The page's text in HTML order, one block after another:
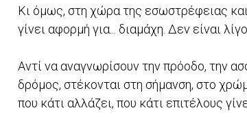
Κι όμως, στη χώρα της εσωστρέφειας και
γίνει αφορμή για... διαμάχη. Δεν είναι
Αντί να αναγνωρίσουν την πρόοδο, την
δρόμος, στέκονται στη σήμανση, στο
που κάτι αλλάζει, που κάτι επιτέλους